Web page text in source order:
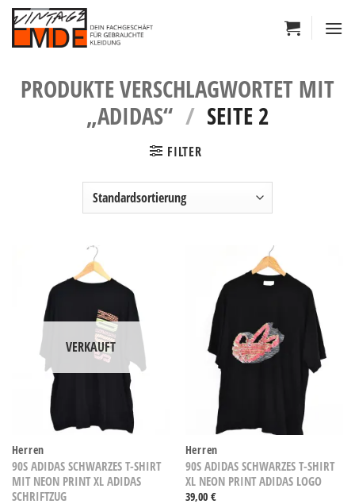
Zum
Inhalt
springen
PRODUKTE VERSCHLAGWORTET MIT
„ADIDAS“ / SEITE 2
FILTER
VERKAUFT
Herren
90S ADIDAS SCHWARZES T-SHIRT
MIT NEON PRINT XL ADIDAS
SCHRIFTZUG
Herren
90S ADIDAS SCHWARZES T-SHIRT
XL NEON PRINT ADIDAS LOGO
39,00 €